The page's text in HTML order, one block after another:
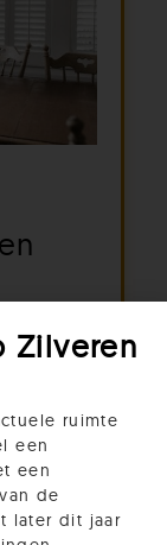
er?
Zilveren
ruimte
een
een
de
later dit jaar